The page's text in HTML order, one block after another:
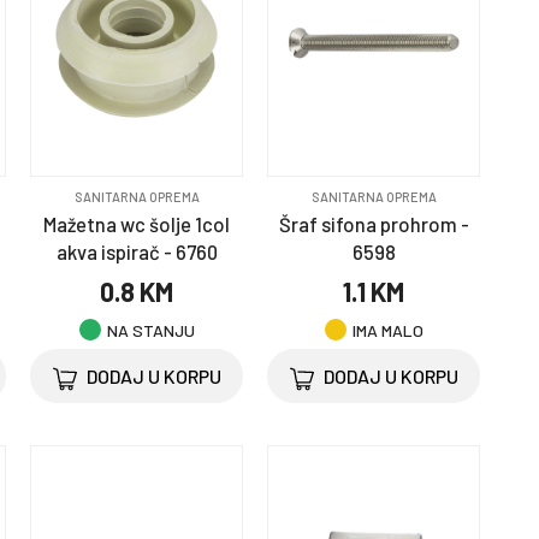
SANITARNA OPREMA
Mažetna wc šolje 1col
akva ispirač - 6760
0.8 KM
NA STANJU
DODAJ U KORPU
SANITARNA OPREMA
Šraf sifona prohrom -
6598
1.1 KM
IMA MALO
DODAJ U KORPU